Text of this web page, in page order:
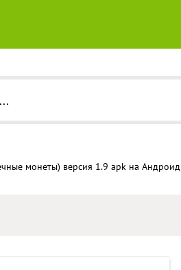
монеты) версия 1.9 apk на Андроид